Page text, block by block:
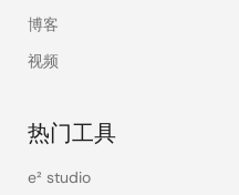
博客
视频
热门工具
e² studio